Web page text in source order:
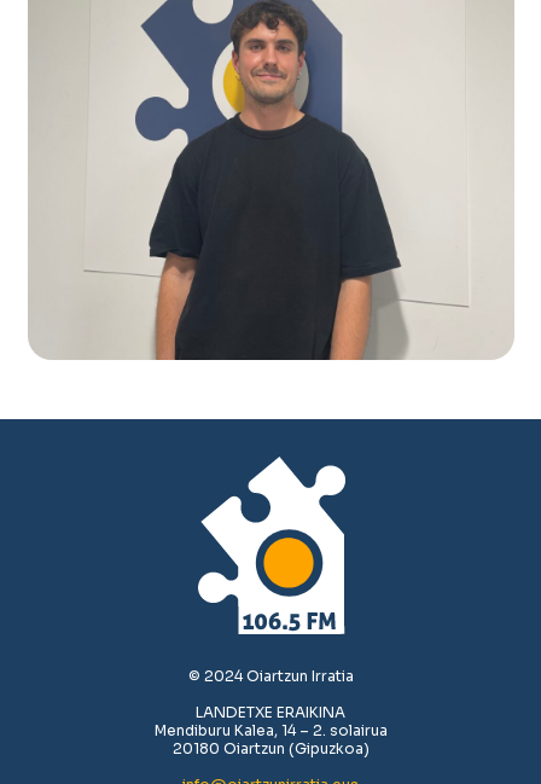
© 2024 Oiartzun Irratia
LANDETXE ERAIKINA
Mendiburu Kalea, 14 – 2. solairua
20180 Oiartzun (Gipuzkoa)